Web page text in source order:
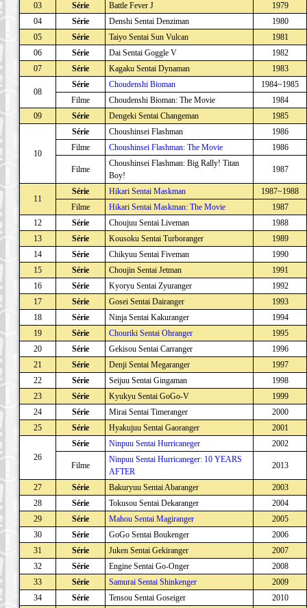
03
Série Battle Fever J
1979
04
Série Denshi Sentai Denziman
1980
05
Série Taiyo Sentai Sun Vulcan
1981
06
Série Dai Sentai Goggle V
1982
07
Série Kagaku Sentai Dynaman 1983
08
Série Choudenshi Bioman
1984~1985
Filme
Choudenshi Bioman: The Movie
1984
09
Série Dengeki Sentai Changeman 1985
10
Série Choushinsei Flashman
1986
Filme
Choushinsei Flashman: The Movie 1986
Filme
Choushinsei Flashman: Big Rally! Titan
Boy!
1987
11
Série Hikari Sentai Maskman
1987~1988
Filme
Hikari Sentai Maskman: The Movie
1987
12
Série Choujuu Sentai Liveman
1988
13
Série Kousoku Sentai Turboranger
1989
14
Série Chikyuu Sentai Fiveman
1990
15
Série Choujin Sentai Jetman
1991
16
Série Kyoryu Sentai Zyuranger
1992
17
Série Gosei Sentai Dairanger
1993
18
Série Ninja Sentai Kakuranger
1994
19
Série Chouriki Sentai Ohranger
1995
20
Série Gekisou Sentai Carranger
1996
21
Série Denji Sentai Megaranger
1997
22
Série Seijuu Sentai Gingaman
1998
23
Série Kyukyu Sentai GoGo-V
1999
24
Série Mirai Sentai Timeranger
2000
25
Série Hyakujuu Sentai Gaoranger 2001
26
Série Ninpuu Sentai Hurricaneger 2002
Filme
Ninpuu Sentai Hurricaneger: 10 YEARS
AFTER
2013
27 Série Bakuryuu Sentai Abaranger
2003
28
Série Tokusou Sentai Dekaranger
2004
29
Série Mahou Sentai Magiranger
2005
30
Série GoGo Sentai Boukenger
2006
31
Série Juken Sentai Gekiranger
2007
32
Série Engine Sentai Go-Onger
2008
33
Série Samurai Sentai Shinkenger
2009
34
Série Tensou Sentai Goseiger
2010